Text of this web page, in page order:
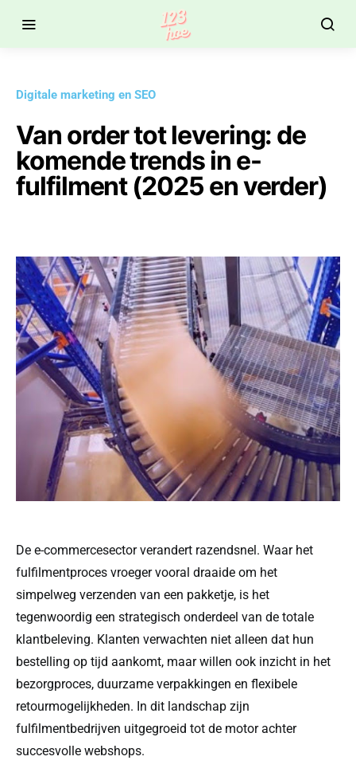
Digitale marketing en SEO
Van order tot levering: de
komende trends in e-
fulfilment (2025 en verder)
De e-commercesector verandert razendsnel. Waar het
fulfilmentproces vroeger vooral draaide om het
simpelweg verzenden van een pakketje, is het
tegenwoordig een strategisch onderdeel van de totale
klantbeleving. Klanten verwachten niet alleen dat hun
bestelling op tijd aankomt, maar willen ook inzicht in het
bezorgproces, duurzame verpakkingen en flexibele
retourmogelijkheden. In dit landschap zijn
fulfilmentbedrijven uitgegroeid tot de motor achter
succesvolle webshops.